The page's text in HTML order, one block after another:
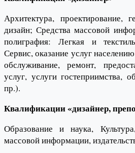
Архитектура, проектирование,
дизайн; Средства массовой
полиграфия: Легкая и
Сервис, оказание услуг
обслуживание, ремонт,
услуг, услуги гостеприимства,
пр.).
Квалификации «дизайнер,
Образование и наука,
массовой информации,